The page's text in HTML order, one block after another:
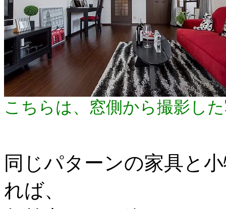
こちらは、窓側から撮影し
同じパターンの家具と
れば、